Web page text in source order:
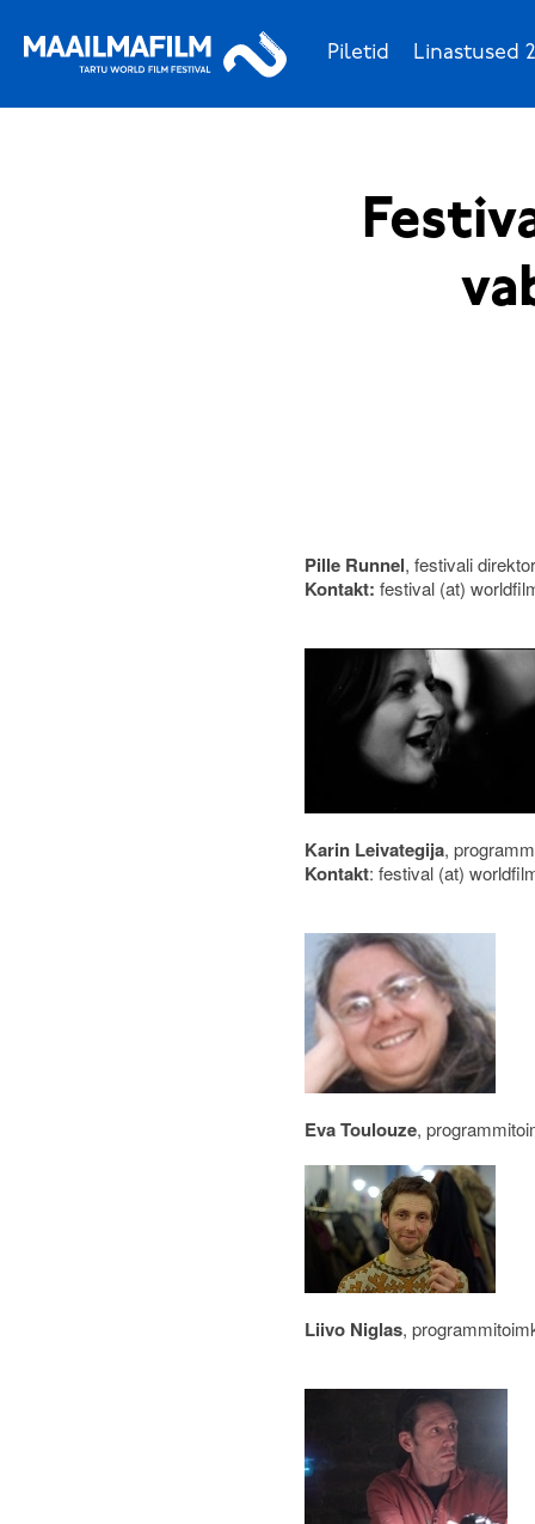
Piletid Linastused
Pille Runnel, festivali
Kontakt: festival (at)
Karin Leivategija,
Kontakt: festival (at)
Eva Toulouze,
Liivo Niglas,